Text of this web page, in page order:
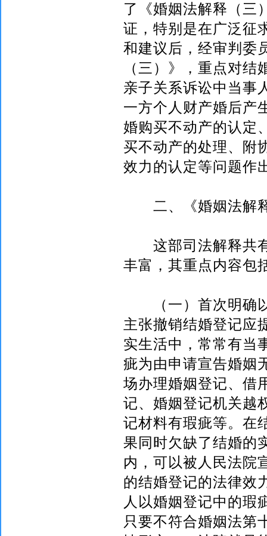
了《婚姻法解释（三
证，特别是在广泛征
和建议后，经审判委
（三）》，重点对
亲子关系诉讼中当事
一方个人财产婚后产
婚购买不动产的认定
买不动产的处理、附
效力的认定等问题作
二、《婚姻法解释
这部司法解释共
丰富，其重点内容包
（一）首次明确以
主张撤销结婚登记应
实生活中，常常有当
疵为由申请宣告婚姻
场办理婚姻登记、借
记、婚姻登记机关越
记材料有瑕疵等。在
果同时欠缺了结婚的
内，可以被人民法院
的结婚登记的法律效
人以婚姻登记中的瑕
只要不符合婚姻法第